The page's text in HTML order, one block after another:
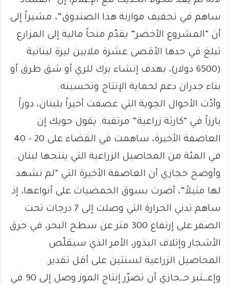
ساهم في تجفيف موازنة هذا الصندوق”، مشيراً إلى
أن “المشروع الأخضر” يقدّم منحاً مالية إلى المزارع
تبلغ في حدها الأقصى عشرة ملايين ليرة لبنانية
(6500 دولار)، بهدف إنشاء برك للري أو شق طرق أو
بناء جدران دعم لحماية الإنتاج وتحسينه.
وأدّت الأحوال الجوية التي عصفت أخيراً بلبنان، دوراً
بارزاً في “كارثة زراعية” مرتقبة. يقول حويك إن
العاصفة الأخيرة، ساهمت في القضاء على 20 – 40
في المئة من المحاصيل الزراعية التي ينتجها لبنان.
وأوضح حجازي أن العاصفة الأخيرة التي “لم نشهد
لها مثيلاً”، أضرت بسوق الحمضيات على أنواعها، إذ
ساهم تدني الحرارة التي وصلت إلى 7 درجات تحت
الصفر على إرتفاع 300 متر عن سطح البحر، في حرق
الأشجار وإتلاف البذور، الأمر الذي سيقلّص
المحاصيل الزراعية لسنتين على أقل تقدير.
وإعـــتبر حــجازي أن تضرّر إنتاج الموز وصل إلى 90 في